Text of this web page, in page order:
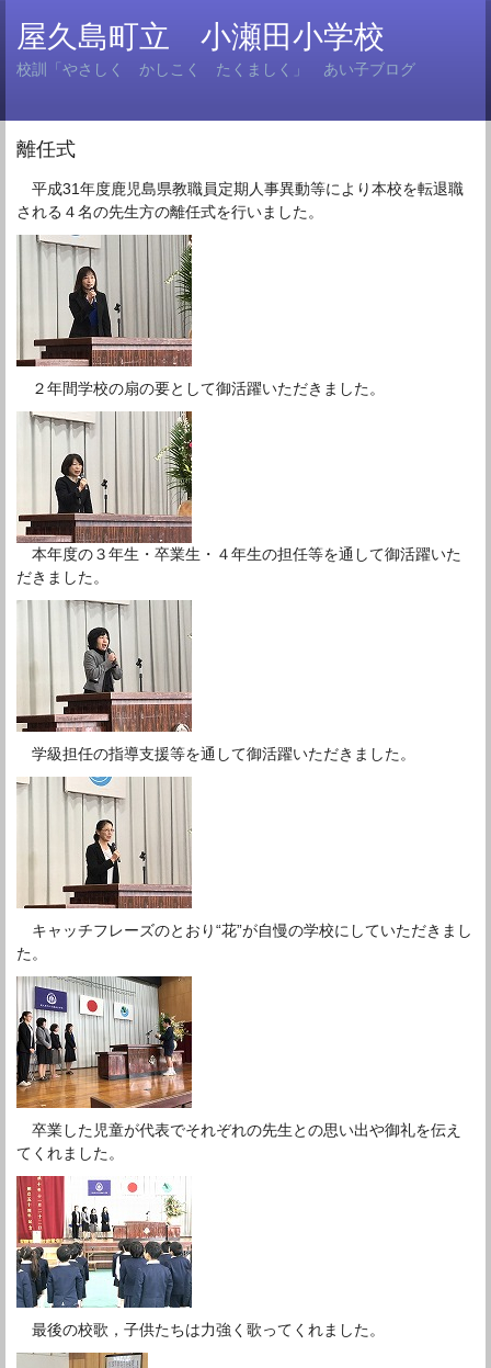
屋久島町立 小瀬田小学校
校訓「やさしく かしこく たくましく」 あい子ブログ
離任式
平成31年度鹿児島県教職員定期人事異動等により本校を転退職
される４名の先生方の離任式を行いました。
２年間学校の扇の要として御活躍いただきました。
本年度の３年生・卒業生・４年生の担任等を通して御活躍いた
だきました。
学級担任の指導支援等を通して御活躍いただきました。
キャッチフレーズのとおり“花”が自慢の学校にしていただきまし
た。
卒業した児童が代表でそれぞれの先生との思い出や御礼を伝え
てくれました。
最後の校歌，子供たちは力強く歌ってくれました。